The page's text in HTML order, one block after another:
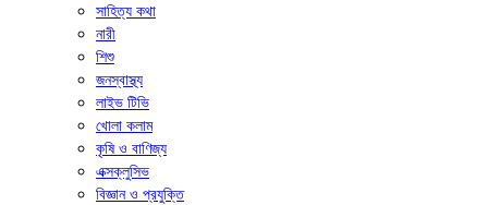
সাহিত্য কথা
নারী
শিশু
জনস্বাস্থ্য
লাইভ টিভি
খোলা কলাম
কৃষি ও বাণিজ্য
এক্সক্লুসিভ
বিজ্ঞান ও প্রযুক্তি